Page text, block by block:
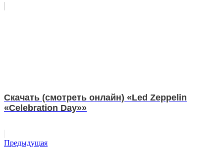
Скачать (смотреть онлайн) «Led Zeppelin
«Celebration Day»»
Предыдущая